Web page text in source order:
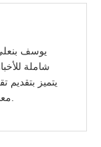
يوسف
شاملة